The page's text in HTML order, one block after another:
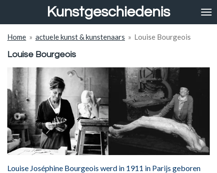
de
hoofdinhoud
Kunstgeschiedenis
Home » actuele kunst & kunstenaars » Louise Bourgeois
Louise Bourgeois
Louise Joséphine Bourgeois werd in 1911 in Parijs geboren